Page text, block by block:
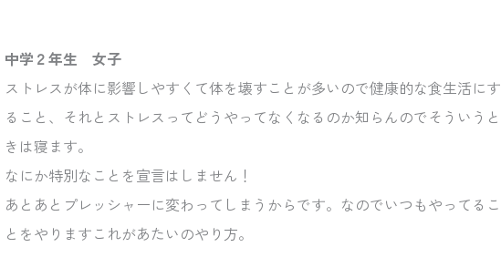
中学２年生 女子
ストレスが体に影響しやすくて体を壊すことが多いので健康的な食生活にす
ること、それとストレスってどうやってなくなるのか知らんのでそういうと
きは寝ます。
なにか特別なことを宣言はしません！
あとあとプレッシャーに変わってしまうからです。なのでいつもやってるこ
とをやりますこれがあたいのやり方。